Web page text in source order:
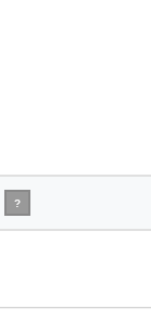
?